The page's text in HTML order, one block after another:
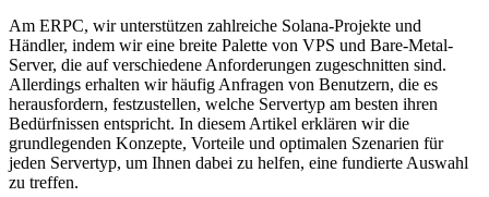
Am ERPC, wir unterstützen zahlreiche Solana-Projekte und
Händler, indem wir eine breite Palette von VPS und Bare-Metal-
Server, die auf verschiedene Anforderungen zugeschnitten sind.
Allerdings erhalten wir häufig Anfragen von Benutzern, die es
herausfordern, festzustellen, welche Servertyp am besten ihren
Bedürfnissen entspricht. In diesem Artikel erklären wir die
grundlegenden Konzepte, Vorteile und optimalen Szenarien für
jeden Servertyp, um Ihnen dabei zu helfen, eine fundierte Auswahl
zu treffen.